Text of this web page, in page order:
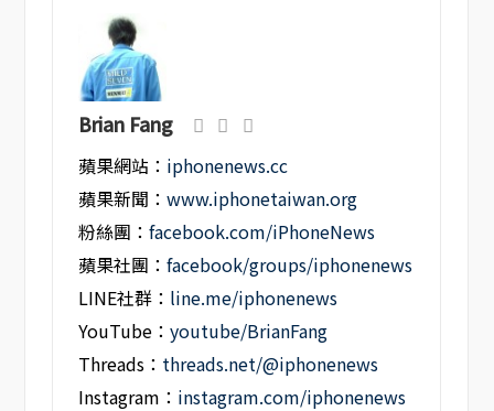
Brian Fang
蘋果網站： iphonenews.cc
蘋果新聞：www.iphonetaiwan.org
粉絲團：facebook.com/iPhoneNews
蘋果社團：facebook/groups/iphonenews
LINE社群： line.me/iphonenews
YouTube：youtube/BrianFang
Threads： threads.net/@iphonenews
Instagram： instagram.com/iphonenews